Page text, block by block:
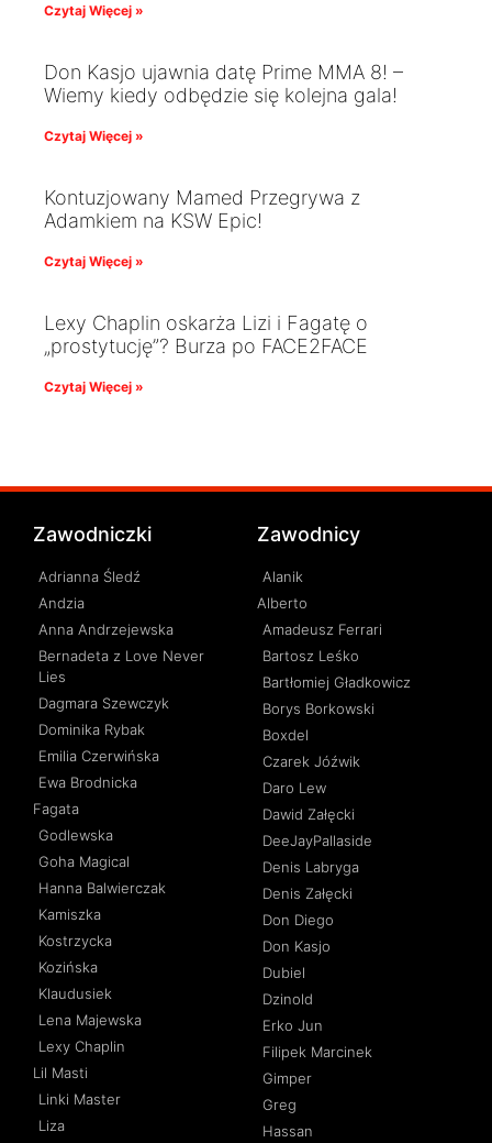
Czytaj Więcej »
Don Kasjo ujawnia datę Prime MMA 8! –
Wiemy kiedy odbędzie się kolejna gala!
Czytaj Więcej »
Kontuzjowany Mamed Przegrywa z
Adamkiem na KSW Epic!
Czytaj Więcej »
Lexy Chaplin oskarża Lizi i Fagatę o
„prostytucję”? Burza po FACE2FACE
Czytaj Więcej »
Zawodniczki
Adrianna Śledź
Andzia
Anna Andrzejewska
Bernadeta z Love Never
Lies
Dagmara Szewczyk
Dominika Rybak
Emilia Czerwińska
Ewa Brodnicka
Fagata
Godlewska
Goha Magical
Hanna Balwierczak
Kamiszka
Kostrzycka
Kozińska
Klaudusiek
Lena Majewska
Lexy Chaplin
Lil Masti
Linki Master
Liza
Zawodnicy
Alanik
Alberto
Amadeusz Ferrari
Bartosz Leśko
Bartłomiej Gładkowicz
Borys Borkowski
Boxdel
Czarek Jóźwik
Daro Lew
Dawid Załęcki
DeeJayPallaside
Denis Labryga
Denis Załęcki
Don Diego
Don Kasjo
Dubiel
Dzinold
Erko Jun
Filipek Marcinek
Gimper
Greg
Hassan